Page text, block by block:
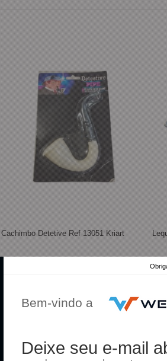
Bem-vindo a
Deixe seu e-mail
Cachimbo Detetive Ref 13051 Kriart